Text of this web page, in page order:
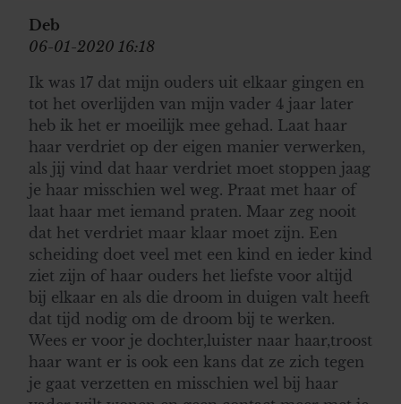
Deb
06-01-2020 16:18
Ik was 17 dat mijn ouders uit elkaar gingen en
tot het overlijden van mijn vader 4 jaar later
heb ik het er moeilijk mee gehad. Laat haar
haar verdriet op der eigen manier verwerken,
als jij vind dat haar verdriet moet stoppen jaag
je haar misschien wel weg. Praat met haar of
laat haar met iemand praten. Maar zeg nooit
dat het verdriet maar klaar moet zijn. Een
scheiding doet veel met een kind en ieder kind
ziet zijn of haar ouders het liefste voor altijd
bij elkaar en als die droom in duigen valt heeft
dat tijd nodig om de droom bij te werken.
Wees er voor je dochter,luister naar haar,troost
haar want er is ook een kans dat ze zich tegen
je gaat verzetten en misschien wel bij haar